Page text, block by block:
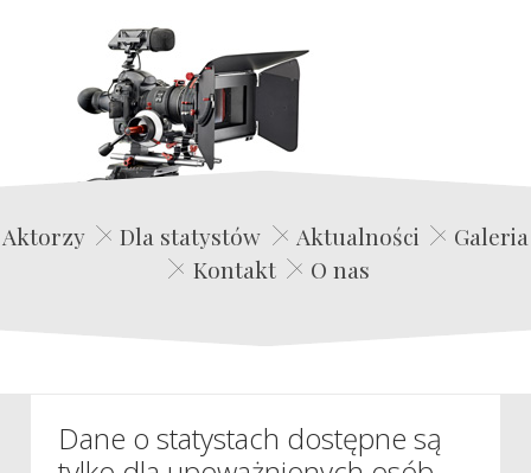
Edwin Film Agencja Aktorska
Aktorzy Dla statystów Aktualności
Galeria
Kontakt
O nas
Dane o statystach dostępne są